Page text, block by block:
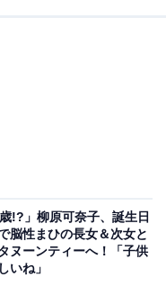
歳!?」柳原可奈子、誕生日
脳性まひの長女＆次女と
ヌーンティーへ！「子供
いね」